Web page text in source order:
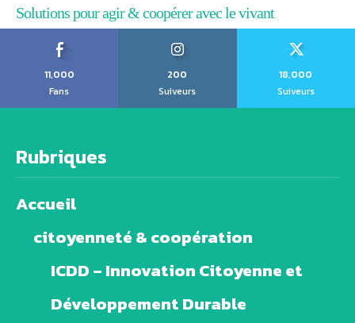
Solutions pour agir & coopérer avec le vivant
11,000
Fans
200
Suiveurs
18,000
Suiveurs
Rubriques
Accueil
citoyenneté & coopération
ICDD – Innovation Citoyenne et
Développement Durable